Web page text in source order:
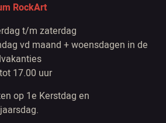
RockArt
t/m zaterdag
vd maand + woensdagen in de
17.00 uur
op 1e Kerstdag en